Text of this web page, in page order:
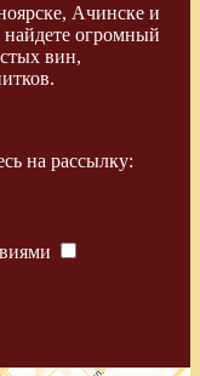
Ачинске и
огромный
вин,
на рассылку: